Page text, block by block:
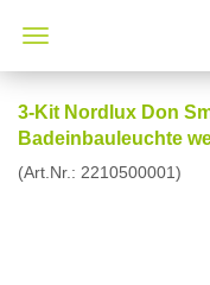
3-Kit Nordlux Don
Badeinbauleuchte
(Art.Nr.: 2210500001)